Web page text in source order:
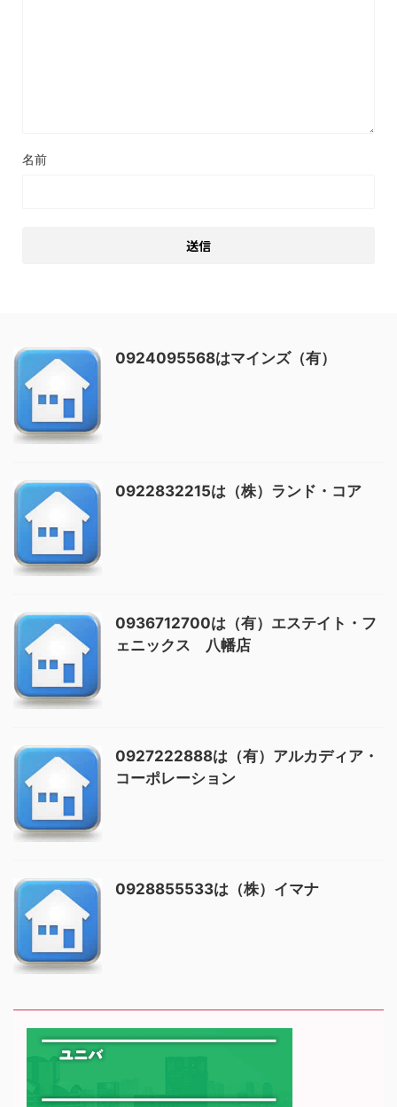
名前
0924095568はマインズ（有）
0922832215は（株）ランド・コア
0936712700は（有）エステイト・フ
ェニックス 八幡店
0927222888は（有）アルカディア・
コーポレーション
0928855533は（株）イマナ